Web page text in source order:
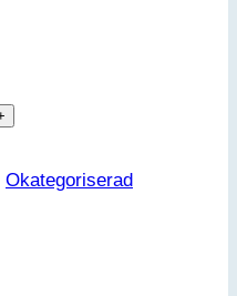
Okategoriserad